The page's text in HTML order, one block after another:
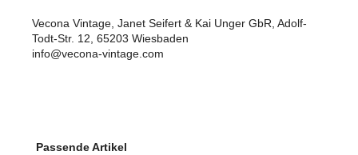
Vecona Vintage, Janet Seifert & Kai Unger GbR, Adolf-
Todt-Str. 12, 65203 Wiesbaden
info@vecona-vintage.com
Produktgalerie überspringen
Passende Artikel